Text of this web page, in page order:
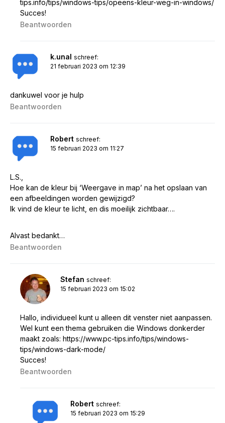
tips.info/tips/windows-tips/opeens-kleur-weg-in-windows/
Succes!
Beantwoorden
k.unal schreef:
21 februari 2023 om 12:39
dankuwel voor je hulp
Beantwoorden
Robert schreef:
15 februari 2023 om 11:27
L.S.,
Hoe kan de kleur bij ‘Weergave in map’ na het opslaan van
een afbeeldingen worden gewijzigd?
Ik vind de kleur te licht, en dis moeilijk zichtbaar….
Alvast bedankt…
Beantwoorden
Stefan schreef:
15 februari 2023 om 15:02
Hallo, individueel kunt u alleen dit venster niet aanpassen.
Wel kunt een thema gebruiken die Windows donkerder
maakt zoals: https://www.pc-tips.info/tips/windows-
tips/windows-dark-mode/
Succes!
Beantwoorden
Robert schreef:
15 februari 2023 om 15:29